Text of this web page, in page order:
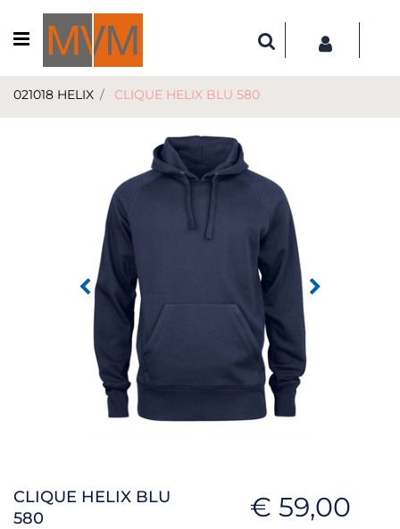
Open menu
021018 HELIX CLIQUE HELIX BLU 580
CLIQUE HELIX BLU
580
€ 59,00